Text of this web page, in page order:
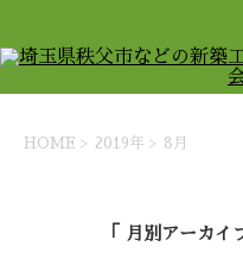
HOME > 2019年 > 8月
「 月別アーカ